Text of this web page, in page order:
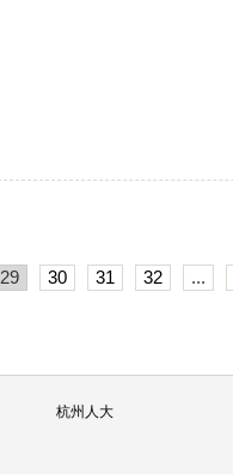
29 30 31 32 ...
杭州人大